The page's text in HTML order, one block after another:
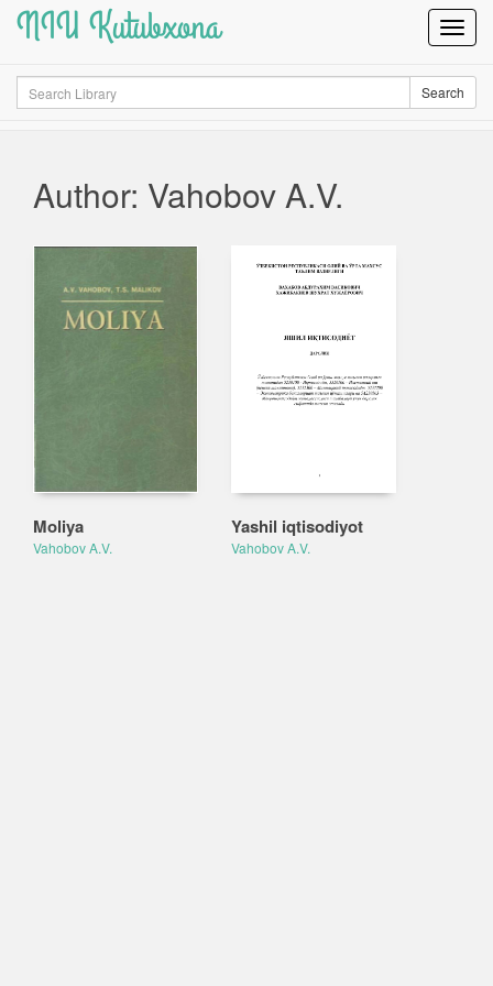
NIU Kutubxona
Search Search
Author: Vahobov A.V.
Moliya
Vahobov A.V.
Yashil iqtisodiyot
Vahobov A.V.